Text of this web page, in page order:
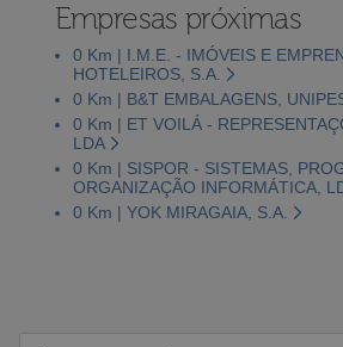
Empresas próximas
0 Km | I.M.E. - IMÓVEIS E
HOTELEIROS, S.A.
0 Km | B&T EMBALAGENS,
0 Km | ET VOILÁ -
LDA
0 Km | SISPOR - SISTEMAS,
ORGANIZAÇÃO INFORMÁTICA,
0 Km | YOK MIRAGAIA, S.A.